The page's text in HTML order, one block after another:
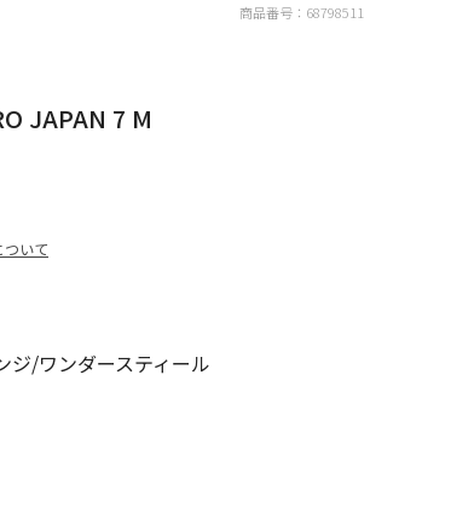
JAPAN 7 M
ついて
ジ/ワンダースティール
商品番号： 68798511